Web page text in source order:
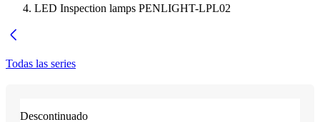
LED Inspection lamps PENLIGHT-LPL02
Todas las series
Descontinuado